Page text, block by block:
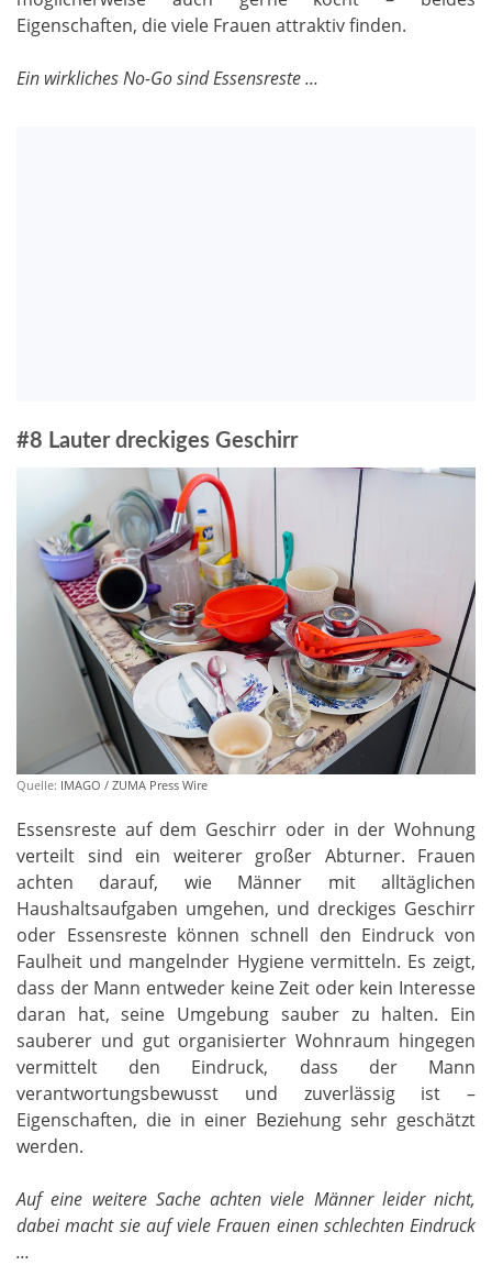
Eigenschaften, die viele Frauen attraktiv finden.
Ein wirkliches No-Go sind Essensreste ...
#8 Lauter dreckiges Geschirr
Quelle: IMAGO / ZUMA Press Wire
Essensreste auf dem Geschirr oder in der Wohnung
verteilt sind ein weiterer großer Abturner. Frauen
achten darauf, wie Männer mit alltäglichen
Haushaltsaufgaben umgehen, und dreckiges Geschirr
oder Essensreste können schnell den Eindruck von
Faulheit und mangelnder Hygiene vermitteln. Es zeigt,
dass der Mann entweder keine Zeit oder kein Interesse
daran hat, seine Umgebung sauber zu halten. Ein
sauberer und gut organisierter Wohnraum hingegen
vermittelt den Eindruck, dass der Mann
verantwortungsbewusst und zuverlässig ist –
Eigenschaften, die in einer Beziehung sehr geschätzt
werden.
Auf eine weitere Sache achten viele Männer leider nicht,
dabei macht sie auf viele Frauen einen schlechten Eindruck
...